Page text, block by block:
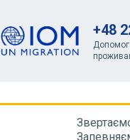
+48